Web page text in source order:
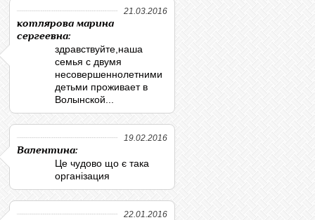
21.03.2016
котлярова марина
сергеевна:
здравствуйте,наша
семья с двумя
несовершеннолетними
детьми проживает в
Волынской...
19.02.2016
Валентина:
Це чудово що є така
організация
22.01.2016